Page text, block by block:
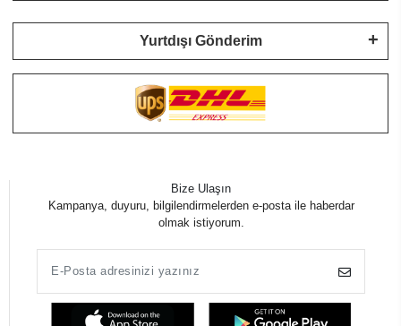
Yurtdışı Gönderim
Bize Ulaşın
Kampanya, duyuru, bilgilendirmelerden e-posta ile haberdar
olmak istiyorum.